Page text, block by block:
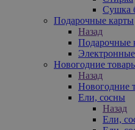
Сушка
Подарочные карты
Назад
Подарочные
Новогодние
Назад
Новогодние
Ели, сосны
Назад
Ели,